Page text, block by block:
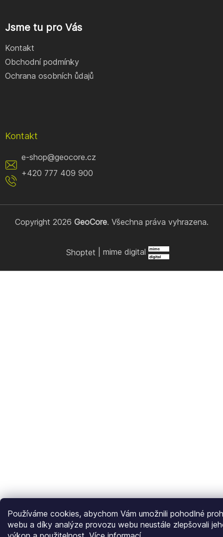
Používáme cookies, abychom Vám umožnili pohodlné
webu a díky analýze provozu webu neustále zlepšovali
Jsme tu pro Vás
Kontakt
Obchodní podmínky
Ochrana osobních ůdajů
Kontakt
e-shop@geocore.cz
+420 777 409 900
Shoptet mime digital
Copyright 2026 GeoCore. Všechna práva vyhrazena.